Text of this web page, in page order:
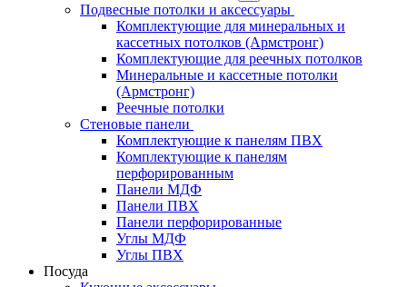
Подвесные потолки и аксессуары
Комплектующие для минеральных и
кассетных потолков (Армстронг)
Комплектующие для реечных потолков
Минеральные и кассетные потолки
(Армстронг)
Реечные потолки
Стеновые панели
Комплектующие к панелям ПВХ
Комплектующие к панелям
перфорированным
Панели МДФ
Панели ПВХ
Панели перфорированные
Углы МДФ
Углы ПВХ
Посуда